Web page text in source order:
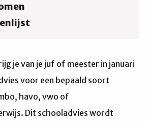
je van je juf of meester in januari
voor een bepaald soort
havo, vwo of
Dit schooladvies wordt